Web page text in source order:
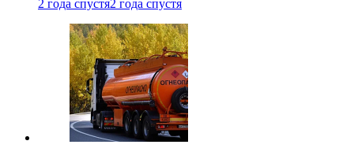
2 года спустя2 года спустя